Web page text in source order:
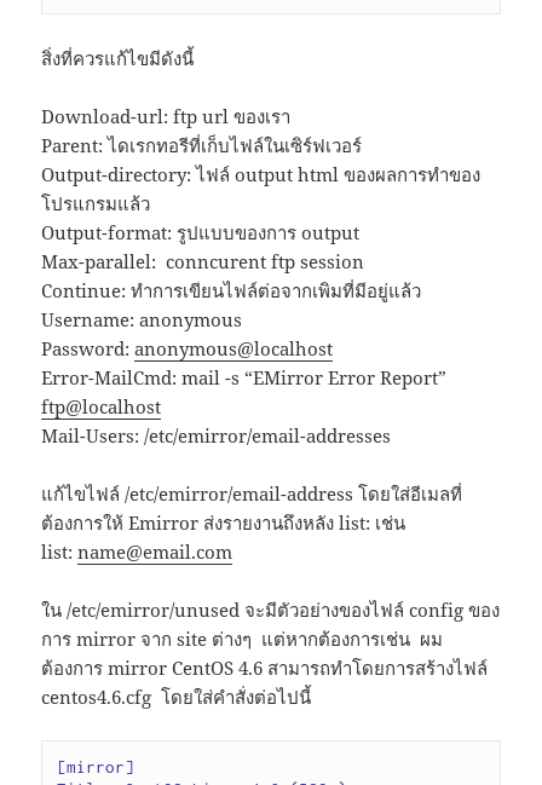
สิ่งที่ควรแก้ไขมีดังนี้
Download-url: ftp url ของเรา
Parent: ไดเรกทอรีที่เก็บไฟล์ในเซิร์ฟเวอร์
Output-directory: ไฟล์ output html ของผลการทำของ
โปรแกรมแล้ว
Output-format: รูปแบบของการ output
Max-parallel: conncurent ftp session
Continue: ทำการเขียนไฟล์ต่อจากเพิมที่มีอยู่แล้ว
Username: anonymous
Password:anonymous@localhost
Error-MailCmd: mail -s “EMirror Error Report”
ftp@localhost
Mail-Users: /etc/emirror/email-addresses
แก้ไขไฟล์ /etc/emirror/email-address โดยใส่อีเมลที่
ต้องการให้ Emirror ส่งรายงานถึงหลัง list: เช่น
list:name@email.com
ใน /etc/emirror/unused จะมีตัวอย่างของไฟล์ config ของ
การ mirror จาก site ต่างๆ แต่หากต้องการเช่น ผม
ต้องการ mirror CentOS 4.6 สามารถทำโดยการสร้างไฟล์
centos4.6.cfg โดยใส่คำสั่งต่อไปนี้
[mirror]